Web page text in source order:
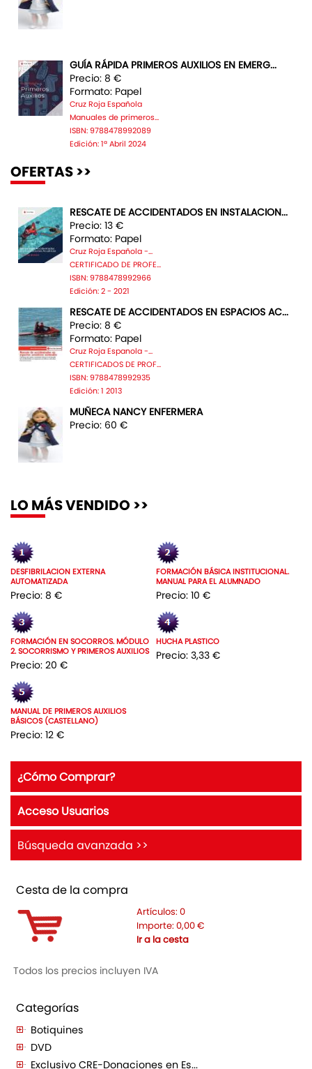
GUÍA RÁPIDA PRIMEROS AUXILIOS EN EMERG...
Precio: 8 €
Formato: Papel
Cruz Roja Española
Manuales de primeros...
ISBN: 9788478992089
Edición: 1ª Abril 2024
OFERTAS >>
RESCATE DE ACCIDENTADOS EN INSTALACION...
Precio: 13 €
Formato: Papel
Cruz Roja Española -...
CERTIFICADO DE PROFE...
ISBN: 9788478992966
Edición: 2 - 2021
RESCATE DE ACCIDENTADOS EN ESPACIOS AC...
Precio: 8 €
Formato: Papel
Cruz Roja Espanola -...
CERTIFICADOS DE PROF...
ISBN: 9788478992935
Edición: 1 2013
MUÑECA NANCY ENFERMERA
Precio: 60 €
LO MÁS VENDIDO >>
DESFIBRILACION EXTERNA
AUTOMATIZADA
Precio: 8 €
FORMACIÓN BÁSICA INSTITUCIONAL.
MANUAL PARA EL ALUMNADO
Precio: 10 €
FORMACIÓN EN SOCORROS. MÓDULO
2. SOCORRISMO Y PRIMEROS AUXILIOS
Precio: 20 €
HUCHA PLASTICO
Precio: 3,33 €
MANUAL DE PRIMEROS AUXILIOS
BÁSICOS (CASTELLANO)
Precio: 12 €
¿Cómo Comprar?
Acceso Usuarios
Búsqueda avanzada >>
Cesta de la compra
Artículos: 0
Importe: 0,00 €
Ir a la cesta
Todos los precios incluyen IVA
Categorías
Botiquines
DVD
Exclusivo CRE-Donaciones en Es...